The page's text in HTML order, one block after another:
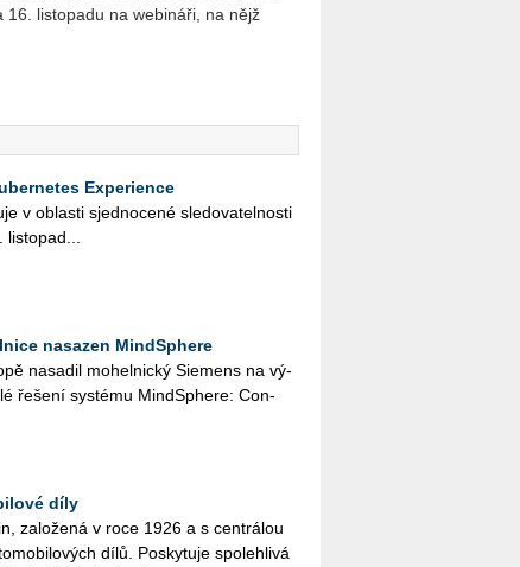
listopadu na webináři, na nějž
Experience
v ob­las­ti sjed­no­ce­né sle­do­va­tel­nos­ti
nasazen MindSphere
na­sa­dil mo­hel­nic­ký Si­e­mens na vý­
ře­še­ní sys­té­mu Mind­Sphe­re: Con­
díly
založená v roce 1926 a s centrálou
dílů. Poskytuje spolehlivá